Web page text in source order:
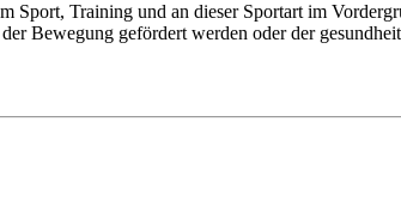
Training und an dieser Sportart im
Bewegung gefördert werden oder der